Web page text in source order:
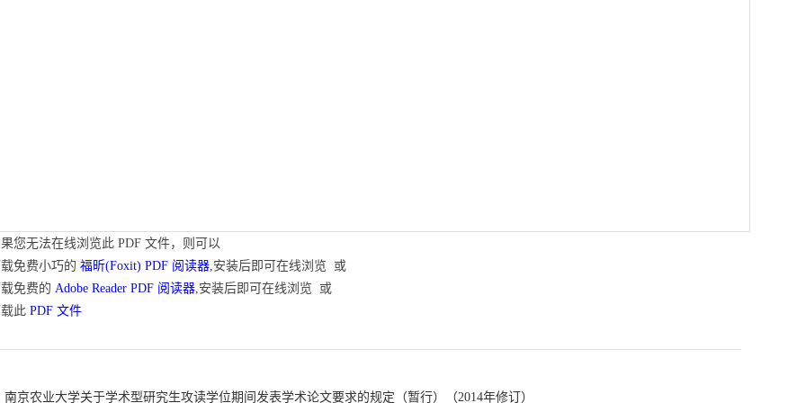
您无法在线浏览此 PDF 文件，则可以
载免费小巧的 福昕(Foxit) PDF 阅读器,安装后即可在线浏览 或
载免费的 Adobe Reader PDF 阅读器,安装后即可在线浏览 或
载此 PDF 文件
南京农业大学关于学术型研究生攻读学位期间发表学术论文要求的规定（暂行）（2014年修订）